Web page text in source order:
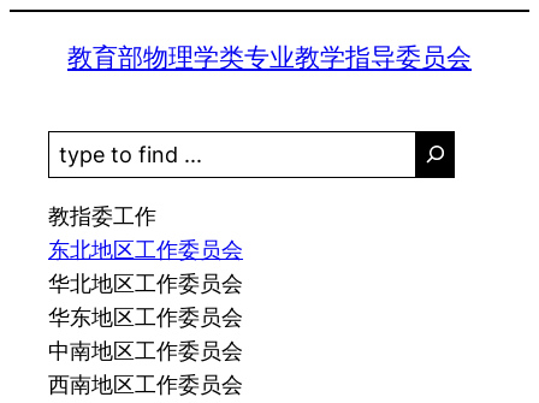
教育部物理学类专业教学指导委员会
S
e
a
r
c
h
教指委工作
东北地区工作委员会
华北地区工作委员会
华东地区工作委员会
中南地区工作委员会
西南地区工作委员会